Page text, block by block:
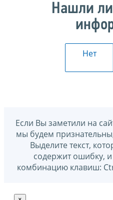
Нашли
Нет
Если Вы заметили на
мы будем
Выделите текст,
содержит ошибку,
комбинацию клавиш: